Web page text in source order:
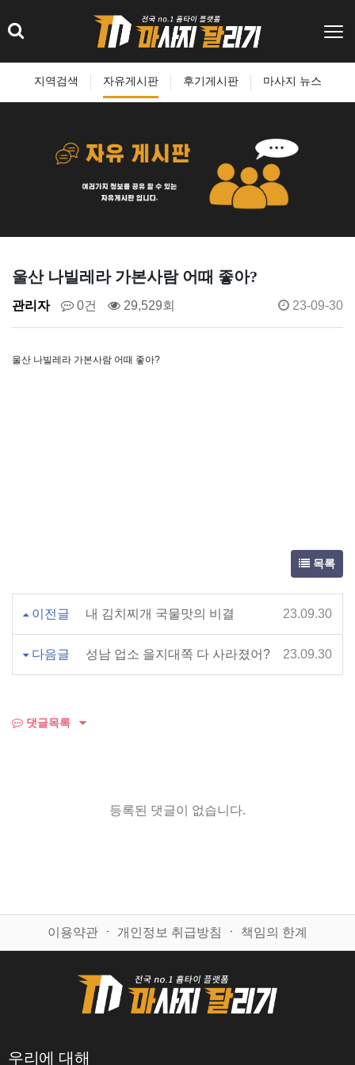
지역검색 자유게시판 후기게시판 마사지 뉴스
울산 나빌레라 가본사람 어때 좋아?
관리자 0건 29,529회 23-09-30
울산 나빌레라 가본사람 어때 좋아?
목록
이전글 내 김치찌개 국물맛의 비결 23.09.30
다음글 성남 업소 을지대쪽 다 사라졌어? 23.09.30
댓글목록
등록된 댓글이 없습니다.
이용약관 ㆍ 개인정보 취급방침 ㆍ 책임의 한계
우리에 대해